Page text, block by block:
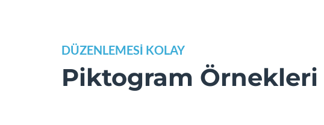
DÜZENLEMESİ KOLAY
Piktogram Örnekleri